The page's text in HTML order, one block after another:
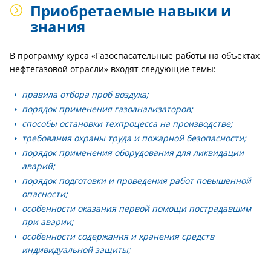
Приобретаемые навыки и
знания
В программу курса «Газоспасательные работы на объектах
нефтегазовой отрасли» входят следующие темы:
правила отбора проб воздуха;
порядок применения газоанализаторов;
способы остановки техпроцесса на производстве;
требования охраны труда и пожарной безопасности;
порядок применения оборудования для ликвидации
аварий;
порядок подготовки и проведения работ повышенной
опасности;
особенности оказания первой помощи пострадавшим
при аварии;
особенности содержания и хранения средств
индивидуальной защиты;